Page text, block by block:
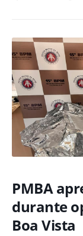
PMBA
durante
Boa Vista